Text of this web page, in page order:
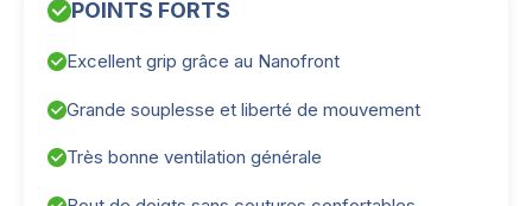
POINTS FORTS
Excellent grip grâce au Nanofront
Grande souplesse et liberté de mouvement
Très bonne ventilation générale